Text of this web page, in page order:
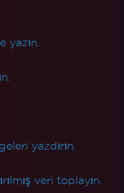
yazın.
yazdırın.
veri toplayın.